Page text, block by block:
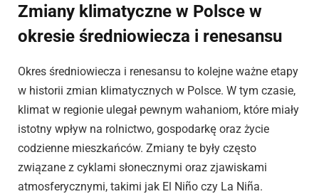
Zmiany klimatyczne w Polsce w
okresie średniowiecza i renesansu
Okres średniowiecza i renesansu to kolejne ważne etapy
w historii zmian klimatycznych w Polsce. W tym czasie,
klimat w regionie ulegał pewnym wahaniom, które miały
istotny wpływ na rolnictwo, gospodarkę oraz życie
codzienne mieszkańców. Zmiany te były często
związane z cyklami słonecznymi oraz zjawiskami
atmosferycznymi, takimi jak El Niño czy La Niña.